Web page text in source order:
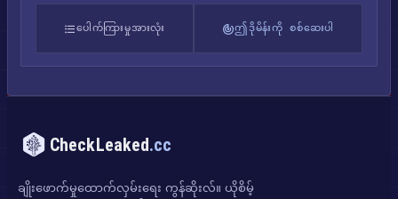
ပေါက်ကြားမှုအားလုံး ဤဒိုမိန်းကို စစ်ဆေးပါ
CheckLeaked.cc
ချိုးဖောက်မှုထောက်လှမ်းရေး ကွန်ဆိုးလ်။ ယိုစိမ့်